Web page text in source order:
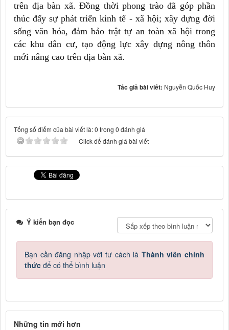
trên địa bàn xã. Đồng thời phong trào đã góp phần
thúc đẩy sự phát triển kinh tế - xã hội; xây dựng đời
sống văn hóa, đảm bảo trật tự an toàn xã hội trong
các khu dân cư, tạo động lực xây dựng nông thôn
mới nâng cao trên địa bàn xã.
Tác giả bài viết: Nguyễn Quốc Huy
Tổng số điểm của bài viết là: 0 trong 0 đánh giá
Click để đánh giá bài viết
Ý kiến bạn đọc
Bạn cần đăng nhập với tư cách là Thành viên chính
thức để có thể bình luận
Những tin mới hơn